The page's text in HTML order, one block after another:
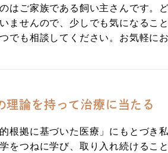
はご家族である飼い主さんです。
ませんので、少しでも気になるこ
でも相談してください。お気軽に
理論を持って治療に当たる
根拠に基づいた医療」にもとづき
をつねに学び、取り入れ続けるこ